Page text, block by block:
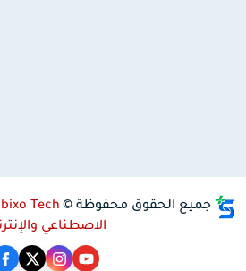
جميع الحقوق محفوظة ©
الاصطناعي والإنترنت